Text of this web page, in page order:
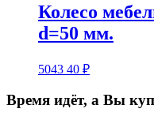
Колесо
d=50 мм.
5043 40 ₽
Время идёт, а Вы